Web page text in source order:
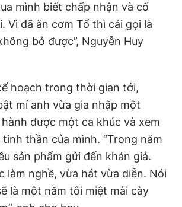
mình biết chấp nhận và cố
Vì đã ăn cơm Tổ thì cái gọi là
bỏ được”, Nguyễn Huy
hoạch trong thời gian tới,
mí anh vừa gia nhập một
được một ca khúc và xem
thần của mình. “Trong năm
sản phẩm gửi đến khán giả.
làm nghề, vừa hát vừa diễn. Nói
là một năm tôi miệt mài cày